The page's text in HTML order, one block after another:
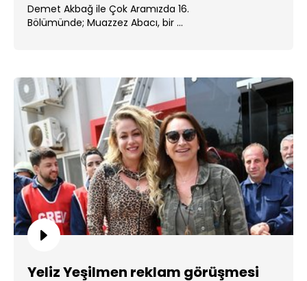
Demet Akbağ ile Çok Aramızda 16.
Bölümünde; Muazzez Abacı, bir ...
Yeliz Yeşilmen reklam görüşmesi